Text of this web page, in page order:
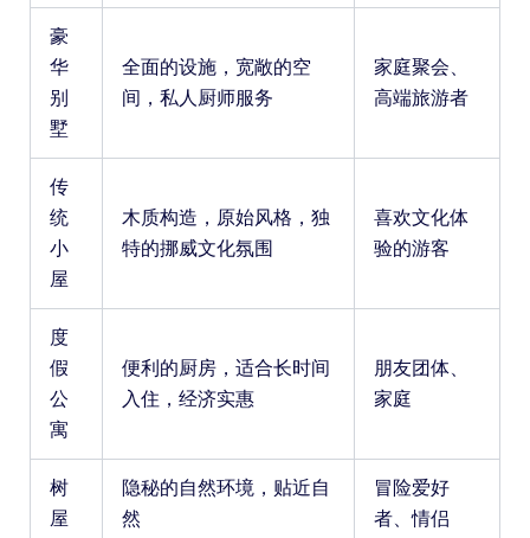
豪
华
别
墅
全面的设施，宽敞的空
间，私人厨师服务
家庭聚会、
高端旅游者
传
统
小
屋
木质构造，原始风格，独
特的挪威文化氛围
喜欢文化体
验的游客
度
假
公
寓
便利的厨房，适合长时间
入住，经济实惠
朋友团体、
家庭
树
屋
隐秘的自然环境，贴近自
然
冒险爱好
者、情侣